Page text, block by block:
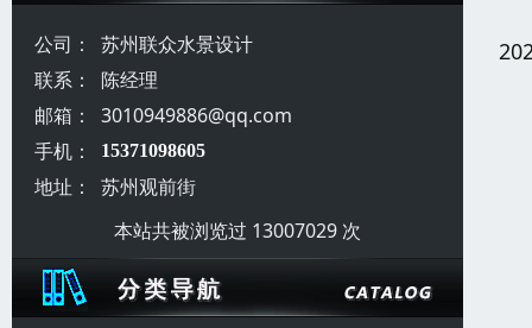
公司：
苏州联众水景设计
联系：
陈经理
邮箱：
3010949886@qq.com
手机：
15371098605
地址：
苏州观前街
本站共被浏览过 13007029 次